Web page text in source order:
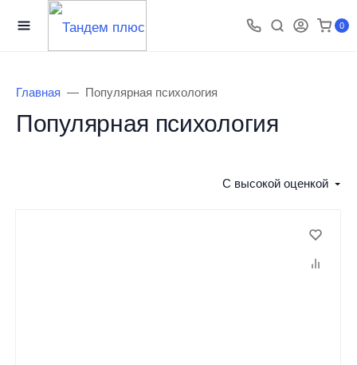
0
Главная Популярная психология
Популярная психология
С высокой оценкой